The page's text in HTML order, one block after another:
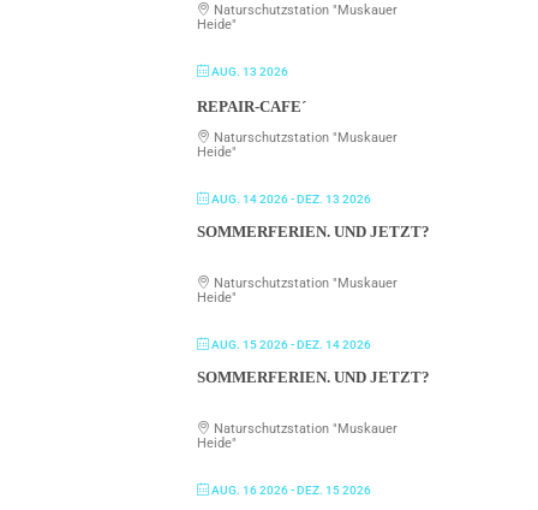
Naturschutzstation "Muskauer
Heide"
AUG. 13 2026
REPAIR-CAFE´
Naturschutzstation "Muskauer
Heide"
AUG. 14 2026- DEZ. 13 2026
SOMMERFERIEN. UND JETZT?
Naturschutzstation "Muskauer
Heide"
AUG. 15 2026- DEZ. 14 2026
SOMMERFERIEN. UND JETZT?
Naturschutzstation "Muskauer
Heide"
AUG. 16 2026- DEZ. 15 2026